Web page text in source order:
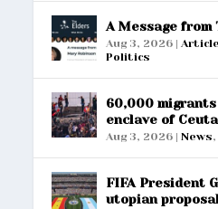
A Message from
Aug 3, 2026 |
Politics
60,000
enclave of Ceuta
Aug 3, 2026 |News
FIFA President
utopian